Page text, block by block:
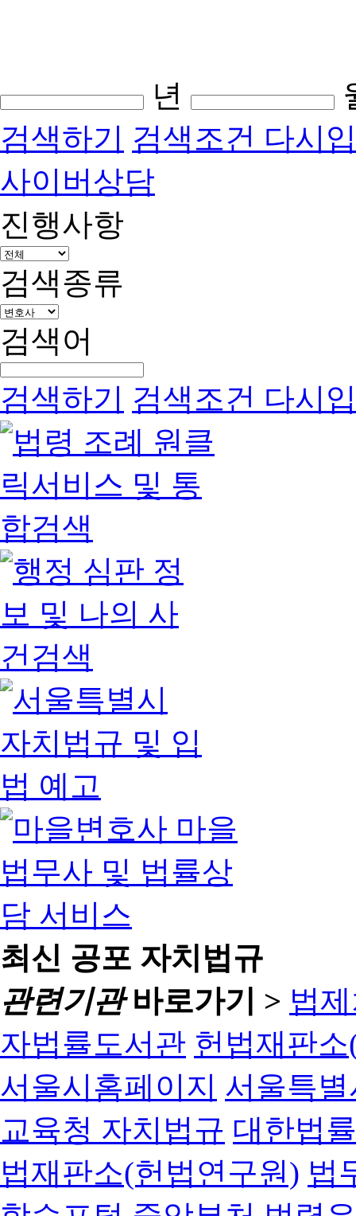
년
검색하기 검색조건 다시
사이버상담
진행사항
검색종류
검색어
검색하기 검색조건 다시
최신 공포 자치법규
관련기관바로가기 > 법
자법률도서관 헌법재판
서울시홈페이지 서울특
교육청 자치법규 대한법
법재판소(헌법연구원) 법